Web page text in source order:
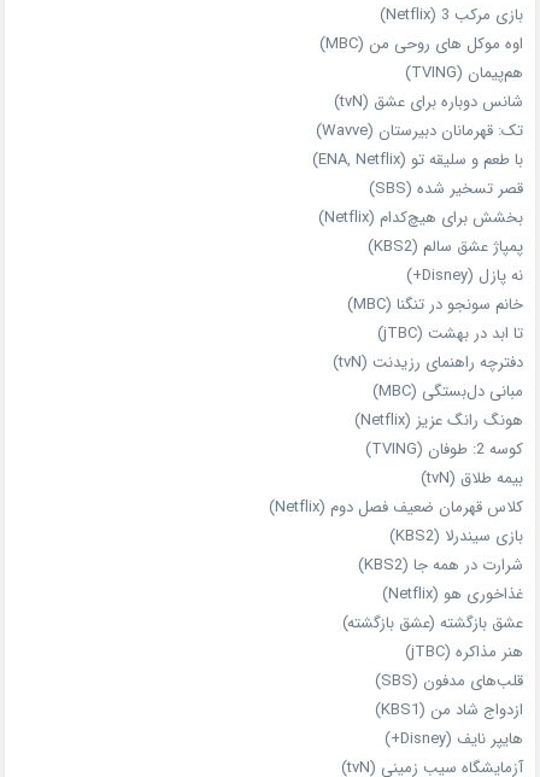
بازی مرکب 3 (Netflix)
اوه موکل های روحی من (MBC)
هم‌پیمان (TVING)
شانس دوباره برای عشق (tvN)
تک: قهرمانان دبیرستان (Wavve)
با طعم و سلیقه تو (ENA, Netflix)
قصر تسخیر شده (SBS)
بخشش برای هیچ‌کدام (Netflix)
پمپاژ عشق سالم (KBS2)
نه پازل (Disney+)
خانم سونجو در تنگنا (MBC)
تا ابد در بهشت (jTBC)
دفترچه راهنمای رزیدنت (tvN)
مبانی دل‌بستگی (MBC)
هونگ رانگ عزیز (Netflix)
کوسه 2: طوفان (TVING)
بیمه طلاق (tvN)
کلاس قهرمان ضعیف فصل دوم (Netflix)
بازی سیندرلا (KBS2)
شرارت در همه‌ جا (KBS2)
غذاخوری هو (Netflix)
عشق بازگشته (عشق بازگشته)
هنر مذاکره (jTBC)
قلب‌های مدفون (SBS)
ازدواج شاد من (KBS1)
هایپر نایف (Disney+)
آزمایشگاه سیب‌ زمینی (tvN)